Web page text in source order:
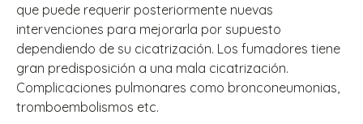
que puede requerir posteriormente nuevas
intervenciones para mejorarla por supuesto
dependiendo de su cicatrización. Los fumadores tiene
gran predisposición a una mala cicatrización.
Complicaciones pulmonares como bronconeumonias,
tromboembolismos etc.